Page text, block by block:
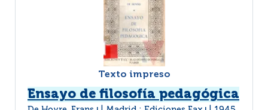
Texto impreso
Ensayo de filosofía pedagógica